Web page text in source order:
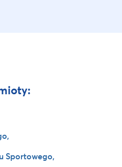
Sportowego,